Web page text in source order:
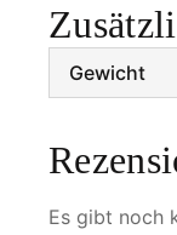
Gewicht
Es gibt noch